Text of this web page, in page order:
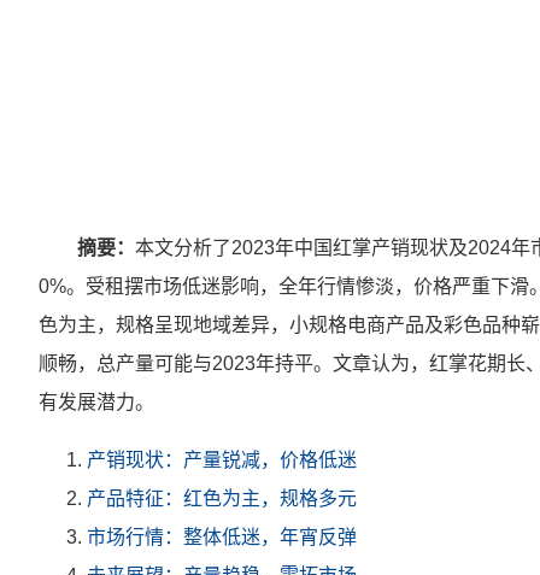
摘要： 本文分析了2023年中国红掌产销现状及2024
0%。受租摆市场低迷影响，全年行情惨淡，价格严重下
色为主，规格呈现地域差异，小规格电商产品及彩色品种
顺畅，总产量可能与2023年持平。文章认为，红掌花期
有发展潜力。
产销现状：产量锐减，价格低迷
产品特征：红色为主，规格多元
市场行情：整体低迷，年宵反弹